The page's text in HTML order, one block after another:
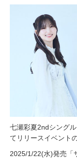
七瀬彩夏2ndシング
てリリースイベント
2025/1/22(水)発売「